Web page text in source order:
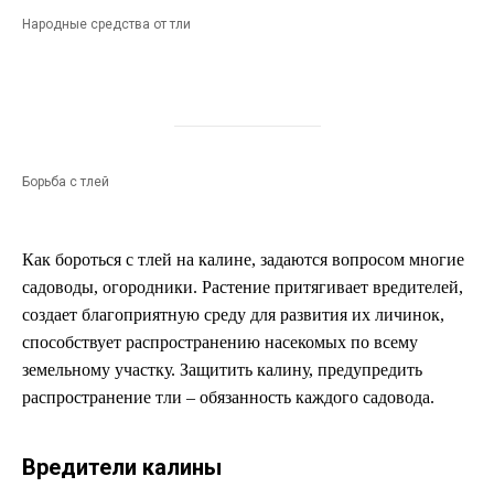
Народные средства от тли
Борьба с тлей
Как бороться с тлей на калине, задаются вопросом многие
садоводы, огородники. Растение притягивает вредителей,
создает благоприятную среду для развития их личинок,
способствует распространению насекомых по всему
земельному участку. Защитить калину, предупредить
распространение тли – обязанность каждого садовода.
Вредители калины